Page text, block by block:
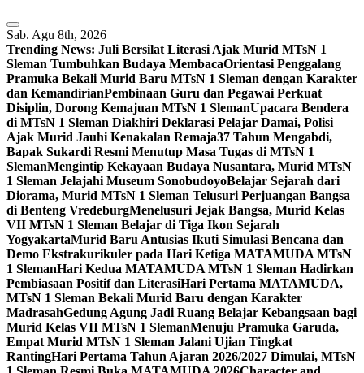
Sab. Agu 8th, 2026
Trending News: Juli Bersilat Literasi Ajak Murid MTsN 1
Sleman Tumbuhkan Budaya MembacaOrientasi Penggalang
Pramuka Bekali Murid Baru MTsN 1 Sleman dengan Karakter
dan KemandirianPembinaan Guru dan Pegawai Perkuat
Disiplin, Dorong Kemajuan MTsN 1 SlemanUpacara Bendera
di MTsN 1 Sleman Diakhiri Deklarasi Pelajar Damai, Polisi
Ajak Murid Jauhi Kenakalan Remaja37 Tahun Mengabdi,
Bapak Sukardi Resmi Menutup Masa Tugas di MTsN 1
SlemanMengintip Kekayaan Budaya Nusantara, Murid MTsN
1 Sleman Jelajahi Museum SonobudoyoBelajar Sejarah dari
Diorama, Murid MTsN 1 Sleman Telusuri Perjuangan Bangsa
di Benteng VredeburgMenelusuri Jejak Bangsa, Murid Kelas
VII MTsN 1 Sleman Belajar di Tiga Ikon Sejarah
YogyakartaMurid Baru Antusias Ikuti Simulasi Bencana dan
Demo Ekstrakurikuler pada Hari Ketiga MATAMUDA MTsN
1 SlemanHari Kedua MATAMUDA MTsN 1 Sleman Hadirkan
Pembiasaan Positif dan LiterasiHari Pertama MATAMUDA,
MTsN 1 Sleman Bekali Murid Baru dengan Karakter
MadrasahGedung Agung Jadi Ruang Belajar Kebangsaan bagi
Murid Kelas VII MTsN 1 SlemanMenuju Pramuka Garuda,
Empat Murid MTsN 1 Sleman Jalani Ujian Tingkat
RantingHari Pertama Tahun Ajaran 2026/2027 Dimulai, MTsN